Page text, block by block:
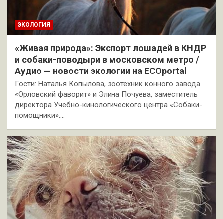
ЭКОЛОГИЯ
«Живая природа»: Экспорт лошадей в КНДР
и собаки-поводыри в московском метро /
Аудио — новости экологии на ECOportal
Гости: Наталья Копылова, зоотехник конного завода
«Орловский фаворит» и Элина Почуева, заместитель
директора Учебно-кинологического центра «Собаки-
помощники».…